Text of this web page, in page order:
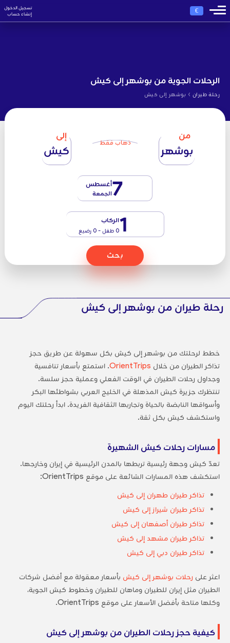
€
تسجيل الدخول
إنشاء حساب
الرحلات الجوية من بوشهر إلى كيش
رحلة طيران › بوشهر إلى كيش
من
بوشهر ذهاب فقط
إلى
كيش
7أغسطس
الجمعة
1الركاب
0 طفل - 0 رضيع
بحث
رحلة طيران من بوشهر إلى كيش
خطط لرحلتك من بوشهر إلى كيش بكل سهولة عن طريق حجز
تذاكر الطيران من خلال OrientTrips. استمتع بأسعار تنافسية
وجداول رحلات الطيران في الوقت الفعلي وعملية حجز سلسة.
تنتظرك جزيرة كيش المذهلة في الخليج العربي بشواطئها البكر
وأسواقها النابضة بالحياة وتجاربها الثقافية الفريدة. ابدأ رحلتك اليوم
واستكشف كيش بكل ثقة.
مسارات رحلات كيش الشهيرة
تعدّ كيش وجهة رئيسية تربطها بالمدن الرئيسية في إيران وخارجها.
استكشف هذه المسارات الشائعة على موقع OrientTrips:
تذاكر طيران طهران إلى كيش
تذاكر طيران شيراز إلى كيش
تذاكر طيران أصفهان إلى كيش
تذاكر طيران مشهد إلى كيش
تذاكر طيران دبي إلى كيش
اعثر على رحلات بوشهر إلى كيش بأسعار معقولة مع أفضل شركات
الطيران مثل إيران للطيران وماهان للطيران وخطوط كيش الجوية،
وكلها متاحة بأفضل الأسعار على موقع OrientTrips.
كيفية حجز رحلات الطيران من بوشهر إلى كيش